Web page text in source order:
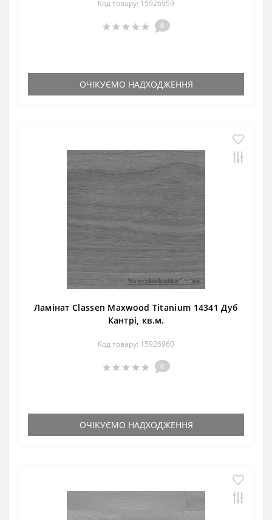
Код товару: 15926959
0
ОЧІКУЄМО НАДХОДЖЕННЯ
Ламінат Classen Maxwood Titanium 14341 Дуб
Кантрі, кв.м.
Код товару: 15926960
0
ОЧІКУЄМО НАДХОДЖЕННЯ